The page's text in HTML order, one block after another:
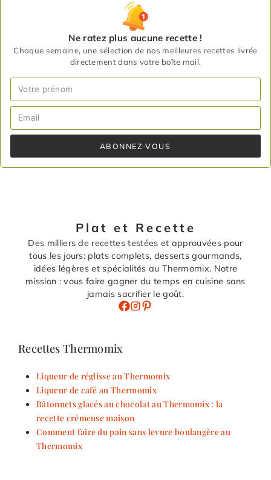
Ne ratez plus aucune recette !
Chaque semaine, une sélection de nos meilleures recettes livrée
directement dans votre boîte mail.
ABONNEZ-VOUS
Plat et Recette
Des milliers de recettes testées et approuvées pour
tous les jours: plats complets, desserts gourmands,
idées légères et spécialités au Thermomix. Notre
mission : vous faire gagner du temps en cuisine sans
jamais sacrifier le goût.
Recettes Thermomix
Liqueur de réglisse au Thermomix
Liqueur de café au Thermomix
Bâtonnets glacés au chocolat au Thermomix : la
recette crémeuse maison
Comment faire du pain sans levure boulangère au
Thermomix